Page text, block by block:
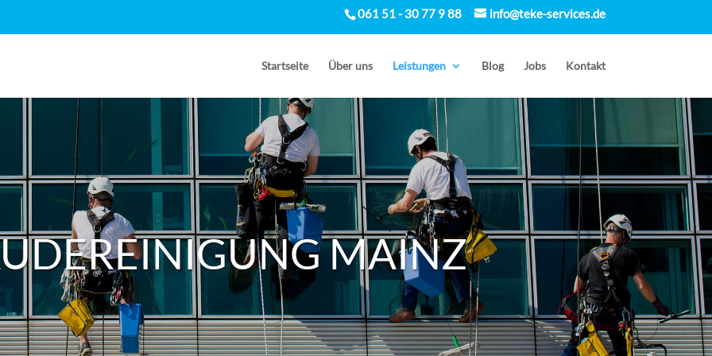
061 51 - 30 77 9 88 info@teke-services.de
Startseite Über uns Leistungen Blog Jobs Kontakt
MAINZ